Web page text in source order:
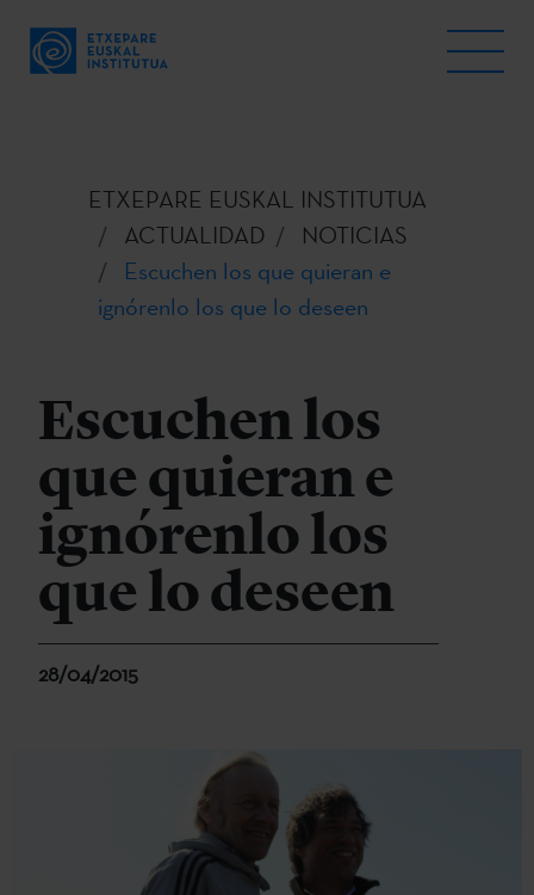
ETXEPARE EUSKAL INSTITUTUA
ACTUALIDAD
NOTICIAS
Escuchen los que quieran e
ignórenlo los que lo deseen
Escuchen los
que quieran e
ignórenlo los
que lo deseen
28/04/2015